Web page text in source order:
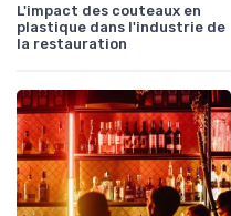
L'impact des couteaux en
plastique dans l'industrie de
la restauration